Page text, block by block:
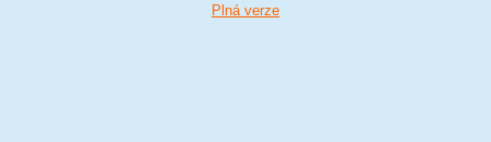
Plná verze